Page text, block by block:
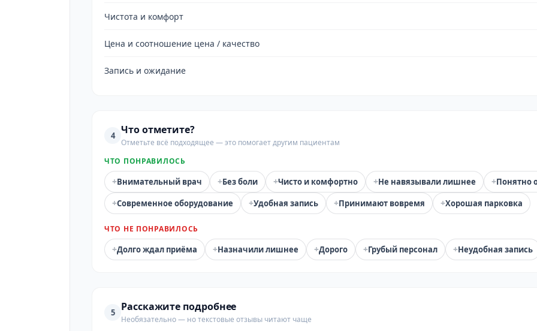
Чистота и комфорт
Цена и соотношение цена / качество
Запись и ожидание
4 Что отметите?
Отметьте всё подходящее — это помогает другим пациентам
ЧТО ПОНРАВИЛОСЬ
+Внимательный врач +Без боли +Чисто и комфортно +Не навязывали лишнее +Понятно
+Современное оборудование +Удобная запись +Принимают вовремя +Хорошая парковка
ЧТО НЕ ПОНРАВИЛОСЬ
+Долго ждал приёма +Назначили лишнее +Дорого +Грубый персонал +Неудобная запись
5 Расскажите подробнее
Необязательно — но текстовые отзывы читают чаще